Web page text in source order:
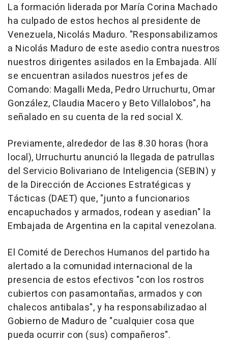
La formación liderada por María Corina Machado
ha culpado de estos hechos al presidente de
Venezuela, Nicolás Maduro. "Responsabilizamos
a Nicolás Maduro de este asedio contra nuestros
nuestros dirigentes asilados en la Embajada. Allí
se encuentran asilados nuestros jefes de
Comando: Magalli Meda, Pedro Urruchurtu, Omar
González, Claudia Macero y Beto Villalobos", ha
señalado en su cuenta de la red social X.
Previamente, alrededor de las 8.30 horas (hora
local), Urruchurtu anunció la llegada de patrullas
del Servicio Bolivariano de Inteligencia (SEBIN) y
de la Dirección de Acciones Estratégicas y
Tácticas (DAET) que, "junto a funcionarios
encapuchados y armados, rodean y asedian" la
Embajada de Argentina en la capital venezolana.
El Comité de Derechos Humanos del partido ha
alertado a la comunidad internacional de la
presencia de estos efectivos "con los rostros
cubiertos con pasamontañas, armados y con
chalecos antibalas", y ha responsabilizadao al
Gobierno de Maduro de "cualquier cosa que
pueda ocurrir con (sus) compañeros".